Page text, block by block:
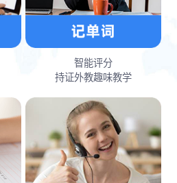
智能评分
持证外教趣味教学